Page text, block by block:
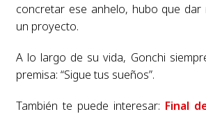
concretar ese anhelo, hubo que
un proyecto.
A lo largo de su vida, Gonchi
premisa: “Sigue tus sueños”.
También te puede interesar: Final